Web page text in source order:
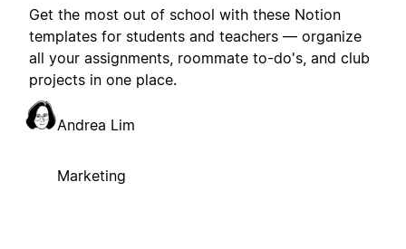
Get the most out of school with these Notion
templates for students and teachers — organize
all your assignments, roommate to-do's, and club
projects in one place.
Andrea Lim
Marketing